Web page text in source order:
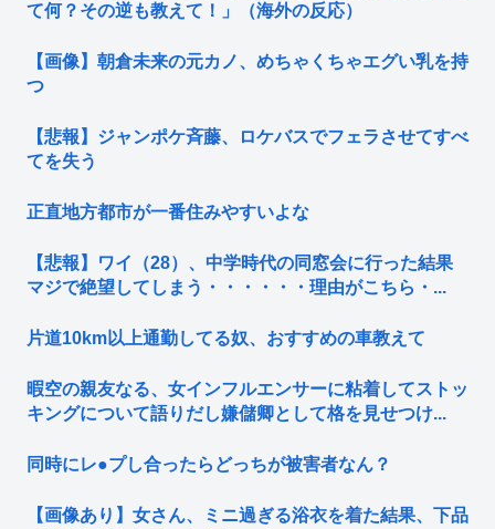
て何？その逆も教えて！」（海外の反応）
【画像】朝倉未来の元カノ、めちゃくちゃエグい乳を持
つ
【悲報】ジャンポケ斉藤、ロケバスでフェラさせてすべ
てを失う
正直地方都市が一番住みやすいよな
【悲報】ワイ（28）、中学時代の同窓会に行った結果
マジで絶望してしまう・・・・・・理由がこちら・...
片道10km以上通勤してる奴、おすすめの車教えて
暇空の親友なる、女インフルエンサーに粘着してストッ
キングについて語りだし嫌儲卿として格を見せつけ...
同時にレ●プし合ったらどっちが被害者なん？
【画像あり】女さん、ミニ過ぎる浴衣を着た結果、下品